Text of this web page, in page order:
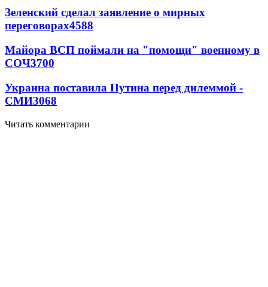
Зеленский сделал заявление о мирных
переговорах4588
Майора ВСП поймали на "помощи" военному в
СОЧ3700
Украина поставила Путина перед дилеммой -
СМИ3068
Читать комментарии